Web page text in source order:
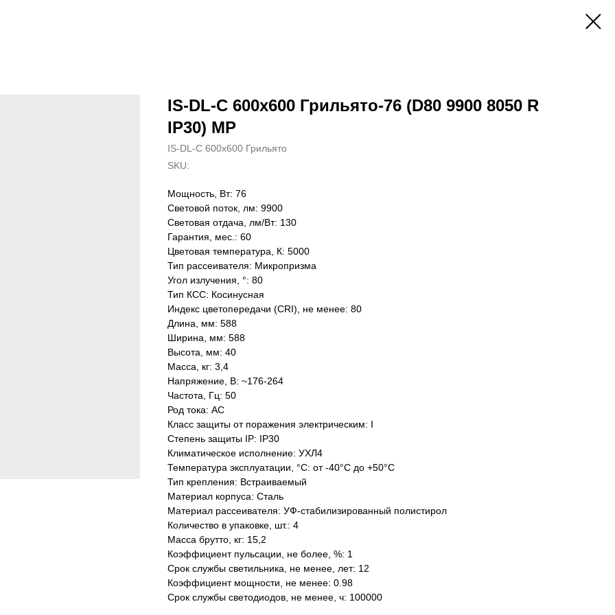
IS-DL-C 600х600 Грильято-76 (D80 9900 8050 R
IP30) MP
IS-DL-C 600х600 Грильято
SKU:
Мощность, Вт: 76
Световой поток, лм: 9900
Световая отдача, лм/Вт: 130
Гарантия, мес.: 60
Цветовая температура, К: 5000
Тип рассеивателя: Микропризма
Угол излучения, °: 80
Тип КСС: Косинусная
Индекс цветопередачи (CRI), не менее: 80
Длина, мм: 588
Ширина, мм: 588
Высота, мм: 40
Масса, кг: 3,4
Напряжение, В: ~176-264
Частота, Гц: 50
Род тока: AC
Класс защиты от поражения электрическим: I
Степень защиты IP: IP30
Климатическое исполнение: УХЛ4
Температура эксплуатации, °С: от -40°C до +50°C
Тип крепления: Встраиваемый
Материал корпуса: Сталь
Материал рассеивателя: УФ-стабилизированный полистирол
Количество в упаковке, шт.: 4
Масса брутто, кг: 15,2
Коэффициент пульсации, не более, %: 1
Срок службы светильника, не менее, лет: 12
Коэффициент мощности, не менее: 0.98
Срок службы светодиодов, не менее, ч: 100000